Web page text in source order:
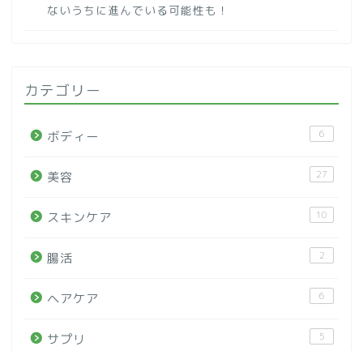
ないうちに進んでいる可能性も！
カテゴリー
ボディー 6
美容 27
スキンケア 10
腸活 2
ヘアケア 6
サプリ 5